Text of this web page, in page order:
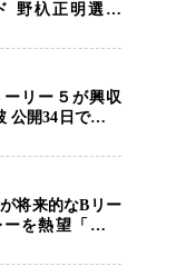
野杁正明選手
勝つ」 リウ・
の因縁に決着へ
ONEフェザー
ト初戦
ーリー５が興収
公開34日でピク
最速 日本歴代
更新も目前
将来的なBリー
を熱望「一つ
スター帰還が
を押し上げる可